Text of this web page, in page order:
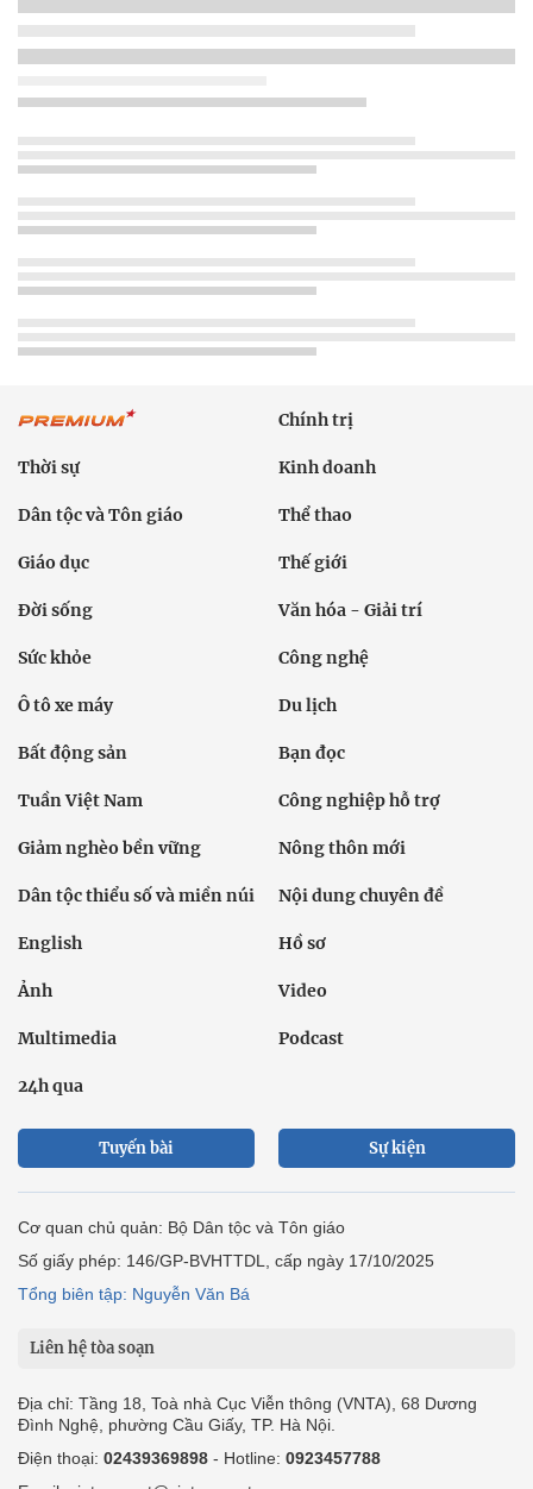
Chính trị
Thời sự Kinh doanh
Dân tộc và Tôn giáo Thể thao
Giáo dục Thế giới
Đời sống Văn hóa - Giải trí
Sức khỏe Công nghệ
Ô tô xe máy Du lịch
Bất động sản Bạn đọc
Tuần Việt Nam Công nghiệp hỗ trợ
Giảm nghèo bền vững Nông thôn mới
Dân tộc thiểu số và miền núi Nội dung chuyên đề
English Hồ sơ
Ảnh Video
Multimedia Podcast
24h qua
Tuyến bài Sự kiện
Cơ quan chủ quản: Bộ Dân tộc và Tôn giáo
Số giấy phép: 146/GP-BVHTTDL, cấp ngày 17/10/2025
Tổng biên tập: Nguyễn Văn Bá
Liên hệ tòa soạn
Địa chỉ: Tầng 18, Toà nhà Cục Viễn thông (VNTA), 68 Dương
Đình Nghệ, phường Cầu Giấy, TP. Hà Nội.
Điện thoại: 02439369898 - Hotline: 0923457788